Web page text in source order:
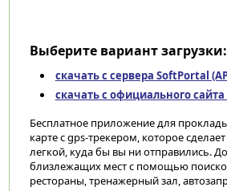
Выберите вариант загрузки:
скачать с сервера SoftPortal
скачать с официального сайта
Бесплатное приложение для
карте с gps-трекером, которое
легкой, куда бы вы ни отправились.
близлежащих мест с помощью
рестораны, тренажерный зал,